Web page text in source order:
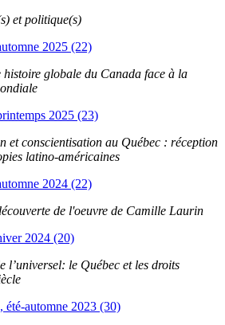
et politique(s)
2025 (22)
histoire globale du Canada face à la
2025 (23)
et conscientisation au Québec : réception
latino-américaines
2024 (22)
de l'oeuvre de Camille Laurin
2024 (20)
l’universel: le Québec et les droits
été-automne 2023 (30)